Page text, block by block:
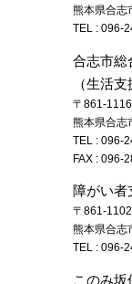
熊本県合志
TEL : 096-
合志市総
（生活
〒861-1116
熊本県合志
TEL : 096-
FAX : 096-
障がい者
〒861-1102
熊本県合志
TEL : 096-
このみ坂